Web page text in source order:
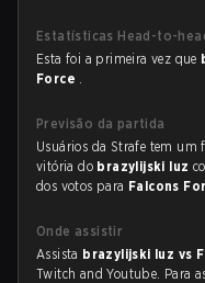
Estatísticas Head-to-
Esta foi a primeira vez que
Force .
Previsão da partida
Usuários da Strafe tem um
vitória do brazylijski luz
dos votos para Falcons
Onde assistir
Assista brazylijski luz vs
Twitch and Youtube. Para